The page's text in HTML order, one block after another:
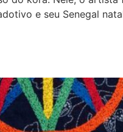
e seu Senegal